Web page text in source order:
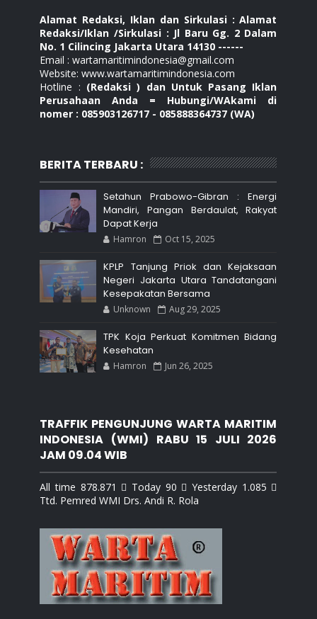
Alamat Redaksi, Iklan dan Sirkulasi : Alamat
Redaksi/Iklan /Sirkulasi : Jl Baru Gg. 2 Dalam
No. 1 Cilincing Jakarta Utara 14130 ------
Email : wartamaritimindonesia@gmail.com
Website: www.wartamaritimindonesia.com
Hotline : (Redaksi ) dan Untuk Pasang Iklan
Perusahaan Anda = Hubungi/WAkami di
nomer : 085903126717 - 085888364737 (WA)
BERITA TERBARU :
Setahun Prabowo-Gibran : Energi
Mandiri, Pangan Berdaulat, Rakyat
Dapat Kerja
Hamron Oct 15, 2025
KPLP Tanjung Priok dan Kejaksaan
Negeri Jakarta Utara Tandatangani
Kesepakatan Bersama
Unknown Aug 29, 2025
TPK Koja Perkuat Komitmen Bidang
Kesehatan
Hamron Jun 26, 2025
TRAFFIK PENGUNJUNG WARTA MARITIM
INDONESIA (WMI) RABU 15 JULI 2026
JAM 09.04 WIB
All time 878.871  Today 90  Yesterday 1.085 
Ttd. Pemred WMI Drs. Andi R. Rola